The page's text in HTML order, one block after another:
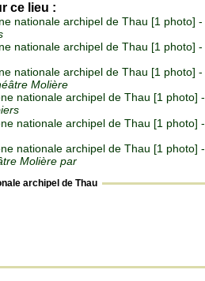
ce lieu :
nationale archipel de Thau [1 photo] -
nationale archipel de Thau [1 photo] -
nationale archipel de Thau [1 photo] -
Molière
nationale archipel de Thau [1 photo] -
nationale archipel de Thau [1 photo] -
nationale archipel de Thau [1 photo] -
Molière par
archipel de Thau